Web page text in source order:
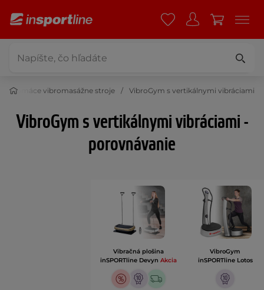
Domáce vibromasážne stroje VibroGym s vertikálnymi vibráciami
VibroGym s vertikálnymi vibráciami -
porovnávanie
Vibračná plošina
inSPORTline Devyn Akcia
VibroGym
inSPORTline Lotos